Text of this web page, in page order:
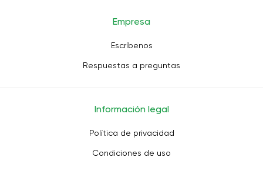
Empresa
Escríbenos
Respuestas a preguntas
Información legal
Política de privacidad
Condiciones de uso